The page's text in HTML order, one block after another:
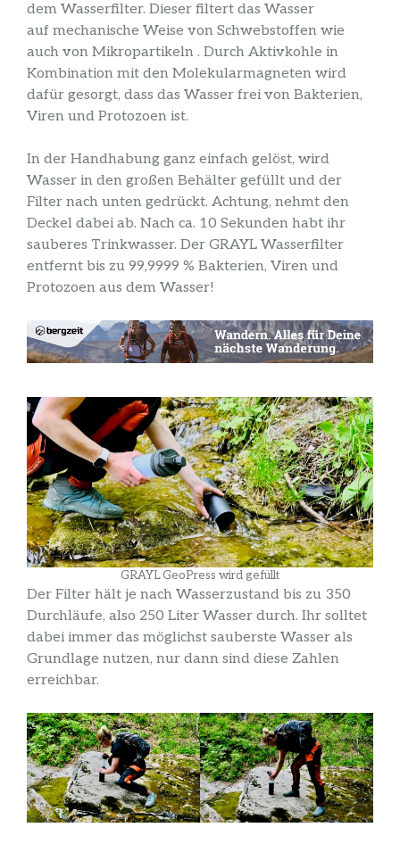
dem Wasserfilter. Dieser filtert das Wasser
auf mechanische Weise von Schwebstoffen wie
auch von Mikropartikeln . Durch Aktivkohle in
Kombination mit den Molekularmagneten wird
dafür gesorgt, dass das Wasser frei von Bakterien,
Viren und Protozoen ist.
In der Handhabung ganz einfach gelöst, wird
Wasser in den großen Behälter gefüllt und der
Filter nach unten gedrückt. Achtung, nehmt den
Deckel dabei ab. Nach ca. 10 Sekunden habt ihr
sauberes Trinkwasser. Der GRAYL Wasserfilter
entfernt bis zu 99,9999 % Bakterien, Viren und
Protozoen aus dem Wasser!
GRAYL GeoPress wird gefüllt
Der Filter hält je nach Wasserzustand bis zu 350
Durchläufe, also 250 Liter Wasser durch. Ihr solltet
dabei immer das möglichst sauberste Wasser als
Grundlage nutzen, nur dann sind diese Zahlen
erreichbar.